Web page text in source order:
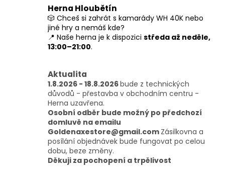
l
á
d
a
v
k
v
ý
p
i
s
u
Herna Hloubětín
🎲 Chceš si zahrát s kamarády WH 40K nebo
jiné hry a nemáš kde?
📍 Naše herna je k dispozici středa až neděle,
13:00–21:00.
Aktualita
1.8.2026 - 18.8.2026bude z technických
důvodů - přestavba v obchodním centru -
Herna uzavřena.
Osobní odběr bude možný po předchozí
domluvě na emailu
Goldenaxestore@gmail.com Zásilkovna a
posílání objednávek bude fungovat po celou
dobu, beze změny.
Děkuji za pochopení a trpělivost